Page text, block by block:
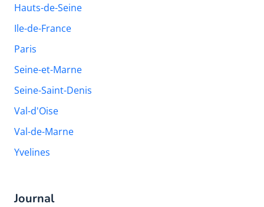
Hauts-de-Seine
Ile-de-France
Paris
Seine-et-Marne
Seine-Saint-Denis
Val-d'Oise
Val-de-Marne
Yvelines
Journal